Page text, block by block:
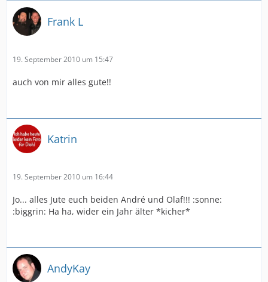
Frank L
19. September 2010 um 15:47
auch von mir alles gute!!
Katrin
19. September 2010 um 16:44
Jo... alles Jute euch beiden André und Olaf!!! :sonne:
:biggrin: Ha ha, wider ein Jahr älter *kicher*
AndyKay